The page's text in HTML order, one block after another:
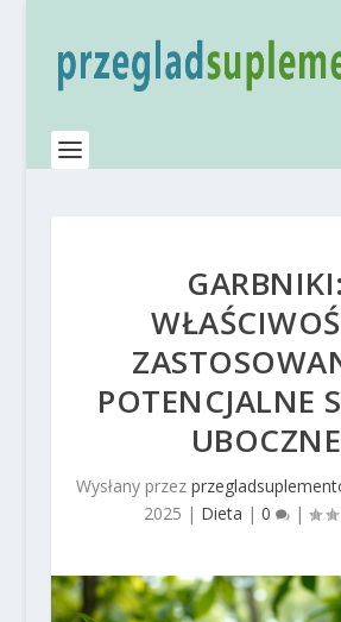
GARBNIKI:
POTENCJALNE
UBOCZNE
Wysłany przez
2025 | Dieta |0 |